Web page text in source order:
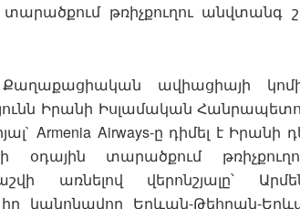
թռիչքուղու անվտանգ
ավիացիայի
Իրանի Իսլամական
Armenia Airways-ը դիմել է Իրանի
տարածքում
առնելով վերոնշյալը՝
իր կանոնավոր Երևան-Թեհրան-